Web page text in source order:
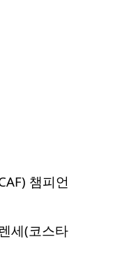
챔피언
세(코스타